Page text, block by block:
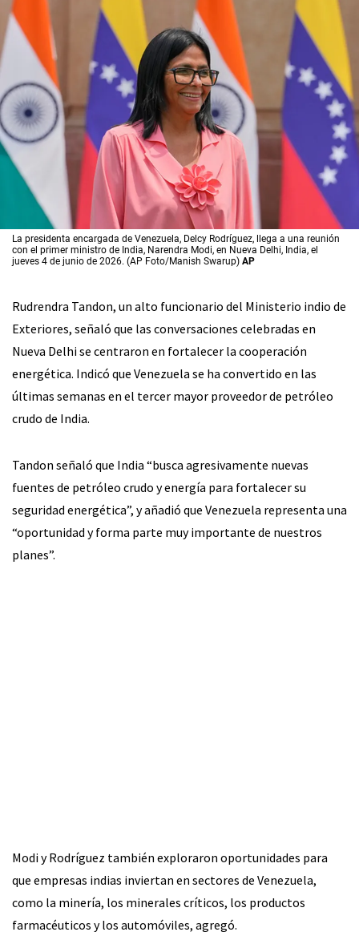
La presidenta encargada de Venezuela, Delcy Rodríguez, llega a una reunión
con el primer ministro de India, Narendra Modi, en Nueva Delhi, India, el
jueves 4 de junio de 2026. (AP Foto/Manish Swarup) AP
Rudrendra Tandon, un alto funcionario del Ministerio indio de
Exteriores, señaló que las conversaciones celebradas en
Nueva Delhi se centraron en fortalecer la cooperación
energética. Indicó que Venezuela se ha convertido en las
últimas semanas en el tercer mayor proveedor de petróleo
crudo de India.
Tandon señaló que India “busca agresivamente nuevas
fuentes de petróleo crudo y energía para fortalecer su
seguridad energética”, y añadió que Venezuela representa una
“oportunidad y forma parte muy importante de nuestros
planes”.
Modi y Rodríguez también exploraron oportunidades para
que empresas indias inviertan en sectores de Venezuela,
como la minería, los minerales críticos, los productos
farmacéuticos y los automóviles, agregó.